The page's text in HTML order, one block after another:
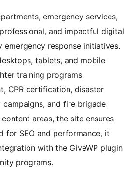
emergency services,
and impactful digital
response initiatives.
tablets, and mobile
training programs,
CPR certification, disaster
and fire brigade
areas, the site ensures
for SEO and performance, it
with the GiveWP plugin
programs.